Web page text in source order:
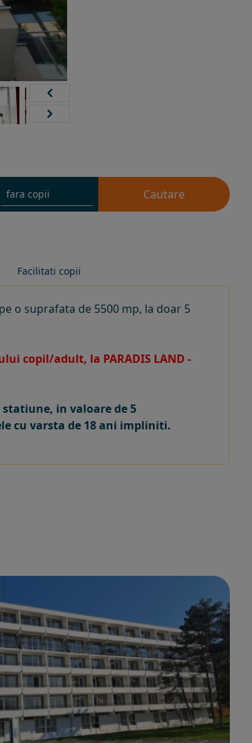
Cautare
Facilitati copii
o suprafata de 5500 mp, la doar 5
copil/adult, la PARADIS LAND -
statiune, in valoare de 5
cu varsta de 18 ani impliniti.